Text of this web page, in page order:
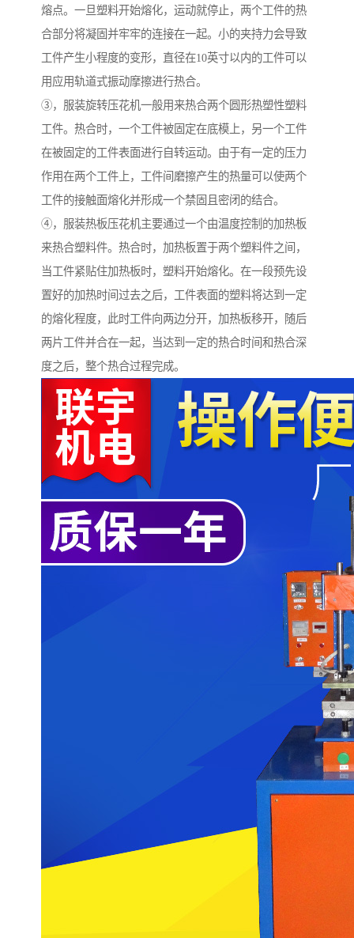
熔点。一旦塑料开始熔化，运动就停止，两个工件的热
合部分将凝固并牢牢的连接在一起。小的夹持力会导致
工件产生小程度的变形，直径在10英寸以内的工件可以
用应用轨道式振动摩擦进行热合。
③，服装旋转压花机一般用来热合两个圆形热塑性塑料
工件。热合时，一个工件被固定在底模上，另一个工件
在被固定的工件表面进行自转运动。由于有一定的压力
作用在两个工件上，工件间磨擦产生的热量可以使两个
工件的接触面熔化并形成一个禁固且密闭的结合。
④，服装热板压花机主要通过一个由温度控制的加热板
来热合塑料件。热合时，加热板置于两个塑料件之间，
当工件紧贴住加热板时，塑料开始熔化。在一段预先设
置好的加热时间过去之后，工件表面的塑料将达到一定
的熔化程度，此时工件向两边分开，加热板移开，随后
两片工件并合在一起，当达到一定的热合时间和热合深
度之后，整个热合过程完成。